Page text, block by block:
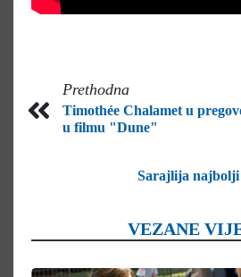
Prethodna
Timothée Chalamet u
u filmu "Dune"
Sarajlija najbolji
VEZANE